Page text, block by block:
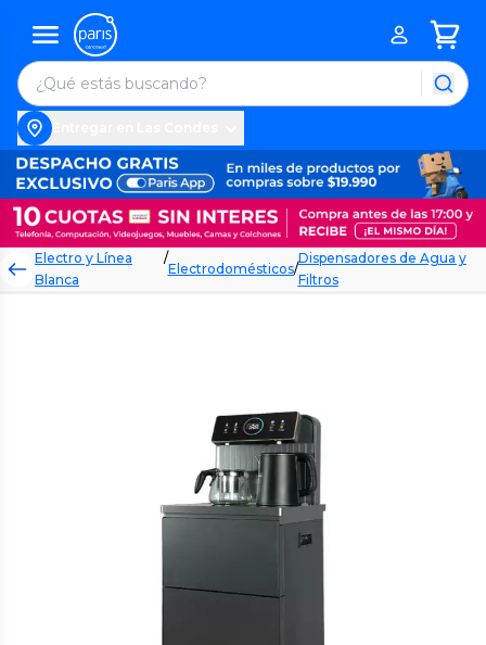
Electro y Línea
Blanca
/
Electrodomésticos/
Dispensadores de Agua y
Filtros